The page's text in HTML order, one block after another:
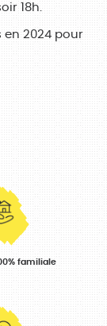
18h.
en 2024 pour
familiale